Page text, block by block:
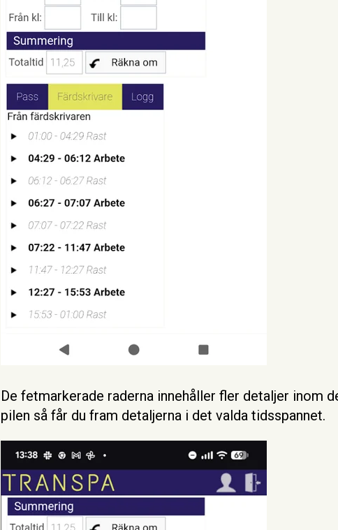
De fetmarkerade raderna innehåller fler detaljer inom
pilen så får du fram detaljerna i det valda tidsspannet.